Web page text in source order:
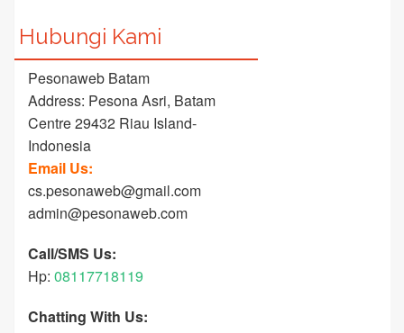
Hubungi Kami
Pesonaweb Batam
Address: Pesona Asri, Batam
Centre 29432 Riau Island-
Indonesia
Email Us:
cs.pesonaweb@gmail.com
admin@pesonaweb.com
Call/SMS Us:
Hp: 08117718119
Chatting With Us: